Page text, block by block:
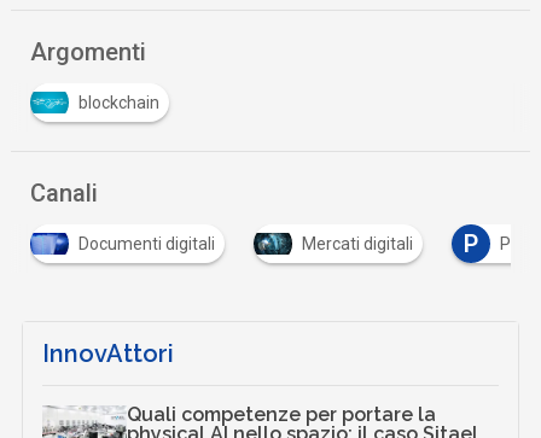
Argomenti
blockchain
Canali
Documenti digitali Mercati digitali P
InnovAttori
Quali competenze per portare la